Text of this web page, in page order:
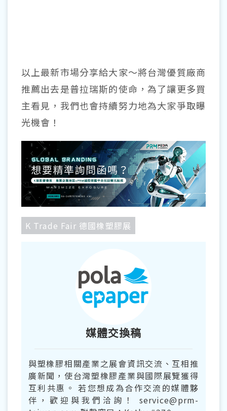
以上最新市場分享給大家～將台灣優質廠商
推薦出去是普拉瑞斯的使命，為了讓更多買
主看見，我們也會持續努力地為大家爭取曝
光機會！
K Trade Fair 德國橡塑膠展
媒體交換稿
與塑橡膠相關產業之展會資訊交流、互相推
廣新聞，使台灣塑橡膠產業與國際展覽獲得
互利共惠。 若您想成為合作交流的媒體夥
伴，歡迎與我們洽詢！ service@prm-